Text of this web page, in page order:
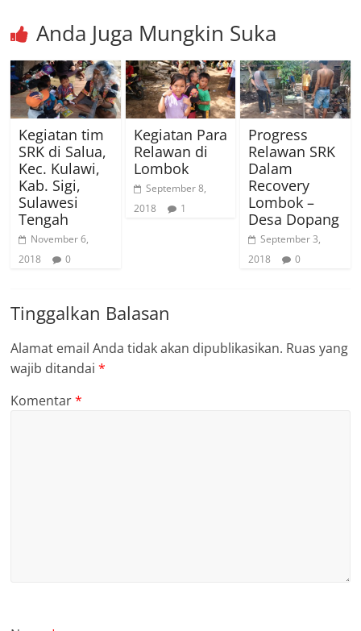
Anda Juga Mungkin Suka
Kegiatan tim
SRK di Salua,
Kec. Kulawi,
Kab. Sigi,
Sulawesi
Tengah
November 6,
2018
0
Kegiatan Para
Relawan di
Lombok
September 8,
2018
1
Progress
Relawan SRK
Dalam
Recovery
Lombok –
Desa Dopang
September 3,
2018
0
Tinggalkan Balasan
Alamat email Anda tidak akan dipublikasikan. Ruas yang
wajib ditandai*
Komentar*